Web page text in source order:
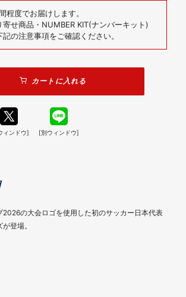
程度でお届けします。
寄せ商品・NUMBER KIT(ナンバーキット)
の注意事項をご確認ください。
カートに入れる
ィンドウ] [別ウィンドウ]
2026の大会ロゴを使用した初のサッカー日本代表
登場。